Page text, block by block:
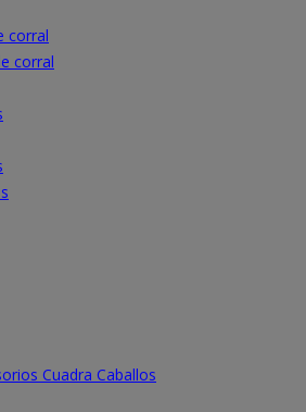
corral
corral
Cuadra Caballos